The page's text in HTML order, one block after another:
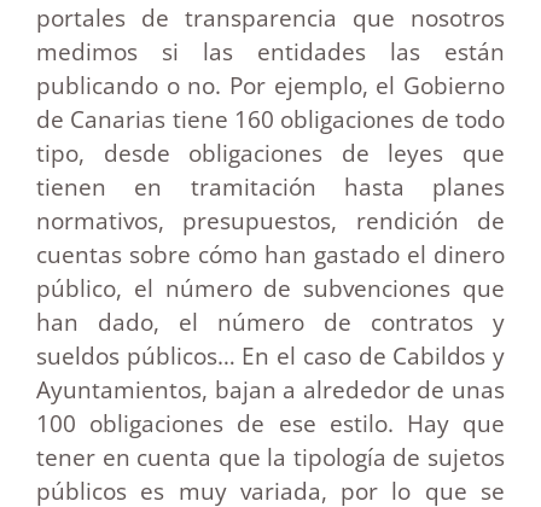
portales de transparencia que nosotros
medimos si las entidades las están
publicando o no. Por ejemplo, el Gobierno
de Canarias tiene 160 obligaciones de todo
tipo, desde obligaciones de leyes que
tienen en tramitación hasta planes
normativos, presupuestos, rendición de
cuentas sobre cómo han gastado el dinero
público, el número de subvenciones que
han dado, el número de contratos y
sueldos públicos… En el caso de Cabildos y
Ayuntamientos, bajan a alrededor de unas
100 obligaciones de ese estilo. Hay que
tener en cuenta que la tipología de sujetos
públicos es muy variada, por lo que se